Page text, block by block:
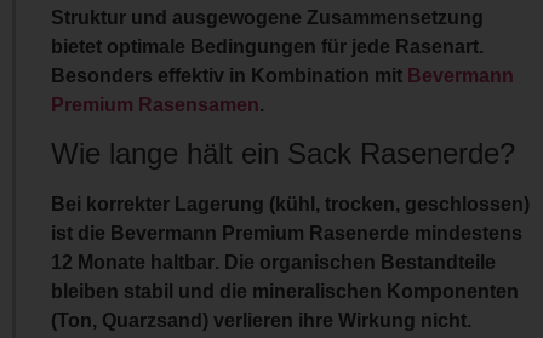
Struktur und ausgewogene Zusammensetzung
bietet optimale Bedingungen für jede Rasenart.
Besonders effektiv in Kombination mit Bevermann
Premium Rasensamen.
Wie lange hält ein Sack Rasenerde?
Bei korrekter Lagerung (kühl, trocken, geschlossen)
ist die Bevermann Premium Rasenerde mindestens
12 Monate haltbar. Die organischen Bestandteile
bleiben stabil und die mineralischen Komponenten
(Ton, Quarzsand) verlieren ihre Wirkung nicht.